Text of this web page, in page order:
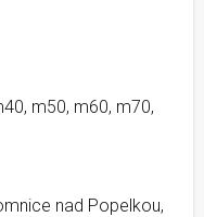
m50, m60, m70,
nad Popelkou,